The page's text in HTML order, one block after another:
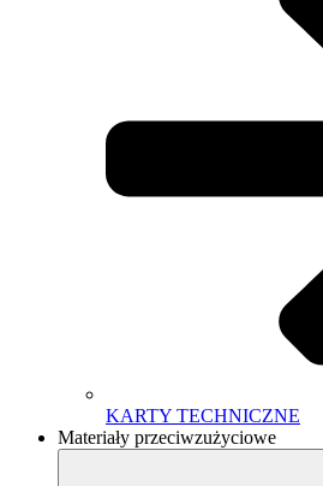
KARTY TECHNICZNE
Materiały przeciwzużyciowe